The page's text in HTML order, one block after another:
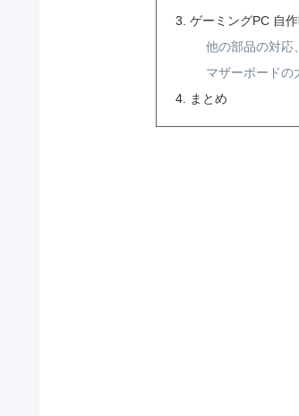
ゲーミングPC 自
他の部品の対応
マザーボードの
まとめ